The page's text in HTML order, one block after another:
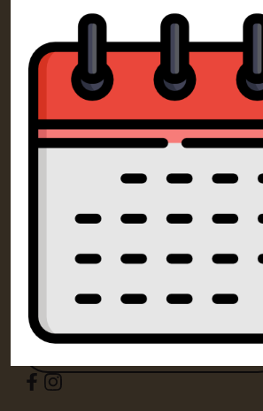
Kontakty
Mošnerova 1318/14A 77900 Olomouc
+420 732 729 300
info@dorty-olomouc.cz